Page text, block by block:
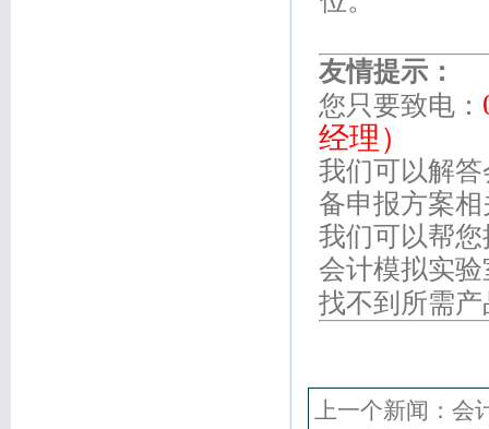
友情提示：
您只要致电：
经理）
我们可以解
备申报方案
我们可以帮
会计模拟实
找不到所需
上一个新闻： 会